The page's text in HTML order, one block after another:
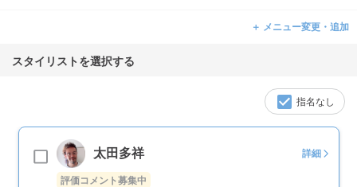
＋ メニュー変更・追加
スタイリストを選択する
指名なし
太田多祥 詳細
評価コメント募集中